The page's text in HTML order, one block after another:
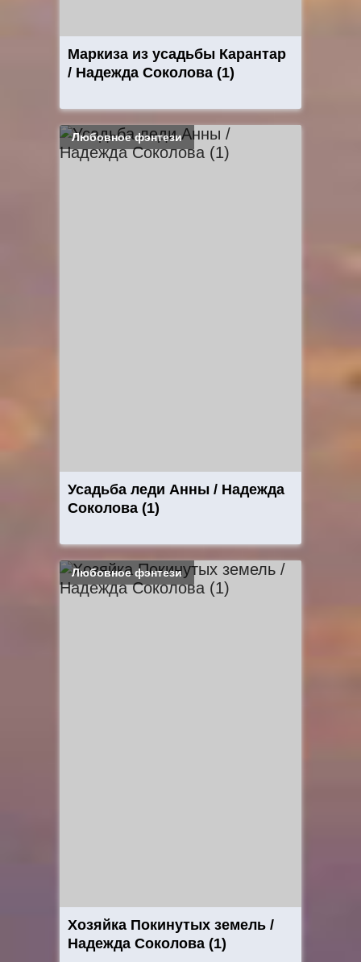
Маркиза из усадьбы Карантар
/ Надежда Соколова (1)
Любовное фэнтези
Усадьба леди Анны / Надежда
Соколова (1)
Любовное фэнтези
Хозяйка Покинутых земель /
Надежда Соколова (1)